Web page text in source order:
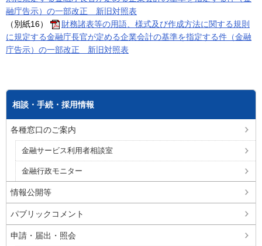
融庁告示）の一部改正 新旧対照表
（別紙16）
財務諸表等の用語、様式及び作成方法に関する規則
に規定する金融庁長官が定める企業会計の基準を指定する件（金融
庁告示）の一部改正 新旧対照表
相談・手続・採用情報
各種窓口のご案内
金融サービス利用者相談室
金融行政モニター
情報公開等
パブリックコメント
申請・届出・照会